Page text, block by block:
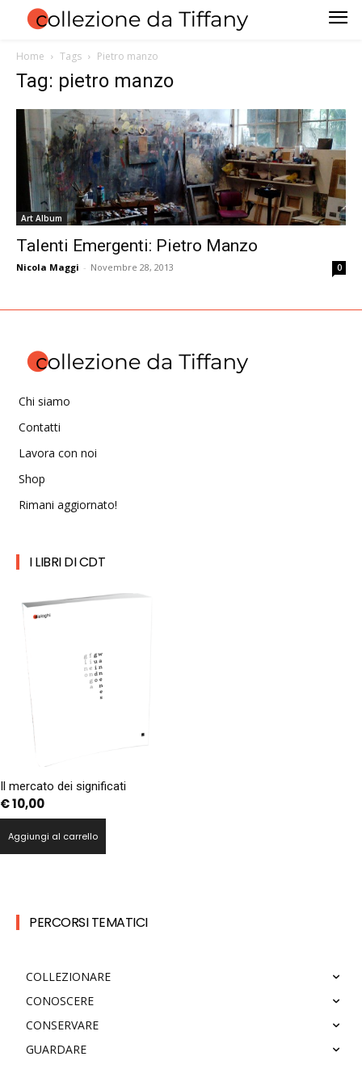
Home Tags Pietro manzo
Tag: pietro manzo
Art Album
Talenti Emergenti: Pietro Manzo
Nicola Maggi - Novembre 28, 2013 0
Chi siamo
Contatti
Lavora con noi
Shop
Rimani aggiornato!
I LIBRI DI CDT
Il mercato dei significati
€10,00
Aggiungi al carrello
PERCORSI TEMATICI
COLLEZIONARE
CONOSCERE
CONSERVARE
GUARDARE